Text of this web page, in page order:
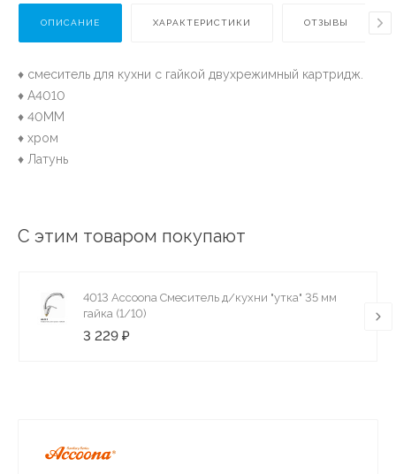
ОПИСАНИЕ ХАРАКТЕРИСТИКИ ОТЗЫВЫ
♦ смеситель для кухни с гайкой двухрежимный картридж.
♦ A4010
♦ 40MM
♦ хром
♦ Латунь
С этим товаром покупают
4013 Accoona Смеситель д/кухни "утка" 35 мм
гайка (1/10)
3 229 ₽